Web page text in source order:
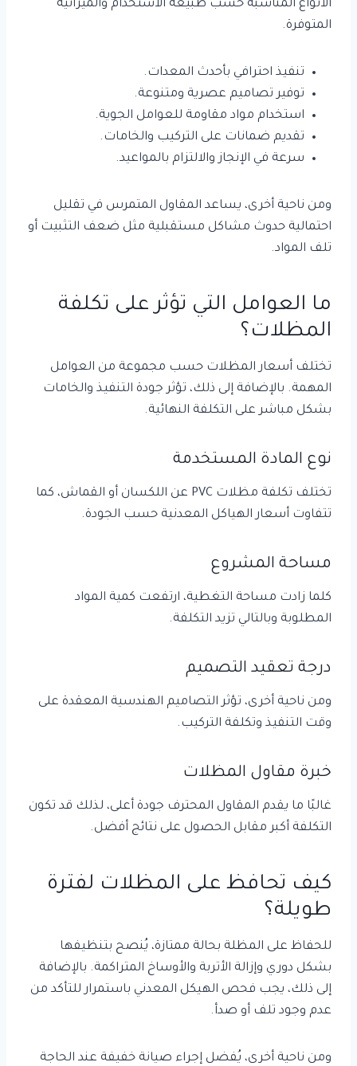
الأنواع المناسبة حسب طبيعة الاستخدام والميزانية
المتوفرة.
تنفيذ احترافي بأحدث المعدات.
توفير تصاميم عصرية ومتنوعة.
استخدام مواد مقاومة للعوامل الجوية.
تقديم ضمانات على التركيب والخامات.
سرعة في الإنجاز والالتزام بالمواعيد.
ومن ناحية أخرى، يساعد المقاول المتمرس في تقليل
احتمالية حدوث مشاكل مستقبلية مثل ضعف التثبيت أو
تلف المواد.
ما العوامل التي تؤثر على تكلفة
المظلات؟
تختلف أسعار المظلات حسب مجموعة من العوامل
المهمة. بالإضافة إلى ذلك، تؤثر جودة التنفيذ والخامات
بشكل مباشر على التكلفة النهائية.
نوع المادة المستخدمة
تختلف تكلفة مظلات PVC عن اللكسان أو القماش، كما
تتفاوت أسعار الهياكل المعدنية حسب الجودة.
مساحة المشروع
كلما زادت مساحة التغطية، ارتفعت كمية المواد
المطلوبة وبالتالي تزيد التكلفة.
درجة تعقيد التصميم
ومن ناحية أخرى، تؤثر التصاميم الهندسية المعقدة على
وقت التنفيذ وتكلفة التركيب.
خبرة مقاول المظلات
غالبًا ما يقدم المقاول المحترف جودة أعلى، لذلك قد تكون
التكلفة أكبر مقابل الحصول على نتائج أفضل.
كيف تحافظ على المظلات لفترة
طويلة؟
للحفاظ على المظلة بحالة ممتازة، يُنصح بتنظيفها
بشكل دوري وإزالة الأتربة والأوساخ المتراكمة. بالإضافة
إلى ذلك، يجب فحص الهيكل المعدني باستمرار للتأكد من
عدم وجود تلف أو صدأ.
ومن ناحية أخرى، يُفضل إجراء صيانة خفيفة عند الحاجة